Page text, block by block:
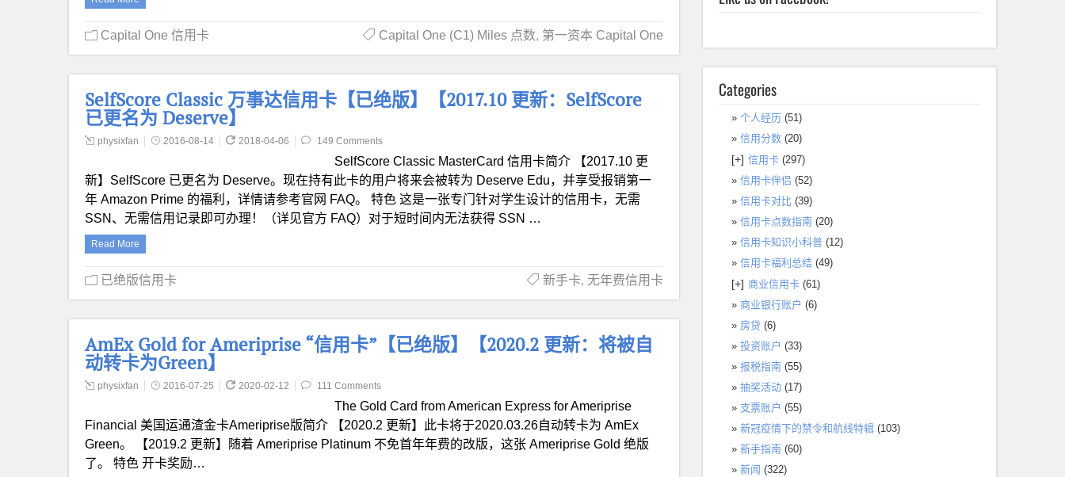
Capital One 信用卡 Capital One (C1) Miles 点数, 第一资本 Capital One
SelfScore Classic 万事达信用卡【已绝版】【2017.10 更新：SelfScore
已更名为 Deserve】
physixfan 2016-08-14 2018-04-06 149 Comments
SelfScore Classic MasterCard 信用卡简介 【2017.10 更
新】SelfScore 已更名为 Deserve。现在持有此卡的用户将来会被转为 Deserve Edu，并享受报销第一
年 Amazon Prime 的福利，详情请参考官网 FAQ。 特色 这是一张专门针对学生设计的信用卡，无需
SSN、无需信用记录即可办理！（详见官方 FAQ）对于短时间内无法获得 SSN …
Read More
已绝版信用卡 新手卡, 无年费信用卡
AmEx Gold for Ameriprise “信用卡”【已绝版】【2020.2 更新：将被自
动转卡为Green】
physixfan 2016-07-25 2020-02-12 111 Comments
The Gold Card from American Express for Ameriprise
Financial 美国运通渣金卡Ameriprise版简介 【2020.2 更新】此卡将于2020.03.26自动转卡为 AmEx
Green。 【2019.2 更新】随着 Ameriprise Platinum 不免首年年费的改版，这张 Ameriprise Gold 绝版
了。 特色 开卡奖励…
Categories
个人经历 (51)
信用分数 (20)
[+] 信用卡 (297)
信用卡伴侣 (52)
信用卡对比 (39)
信用卡点数指南 (20)
信用卡知识小科普 (12)
信用卡福利总结 (49)
[+] 商业信用卡 (61)
商业银行账户 (6)
房贷 (6)
投资账户 (33)
报税指南 (55)
抽奖活动 (17)
支票账户 (55)
新冠疫情下的禁令和航线特辑 (103)
新手指南 (60)
新闻 (322)